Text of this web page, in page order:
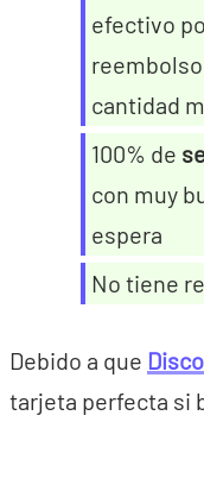
efectivo
cantidad
100% de
con muy
espera
No tiene
Debido a que
tarjeta perfecta si